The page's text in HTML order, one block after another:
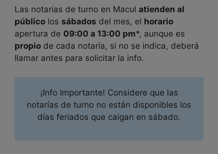
Las notarias de turno en Macul atienden al
público los sábados del mes, el horario
apertura de 09:00 a 13:00 pm*, aunque es
propio de cada notaría, si no se indica, deberá
llamar antes para solicitar la info.
¡Info Importante! Considere que las
notarías de turno no están disponibles los
días feriados que caigan en sábado.